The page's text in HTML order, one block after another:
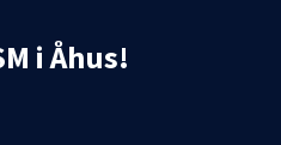
i Åhus!